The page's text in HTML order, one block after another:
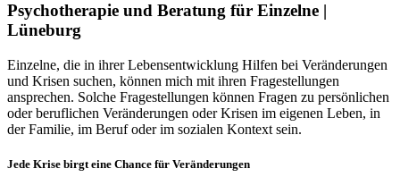
Psychotherapie und Beratung für Einzelne |
Lüneburg
Einzelne, die in ihrer Lebensentwicklung Hilfen bei Veränderungen
und Krisen suchen, können mich mit ihren Fragestellungen
ansprechen. Solche Fragestellungen können Fragen zu persönlichen
oder beruflichen Veränderungen oder Krisen im eigenen Leben, in
der Familie, im Beruf oder im sozialen Kontext sein.
Jede Krise birgt eine Chance für Veränderungen